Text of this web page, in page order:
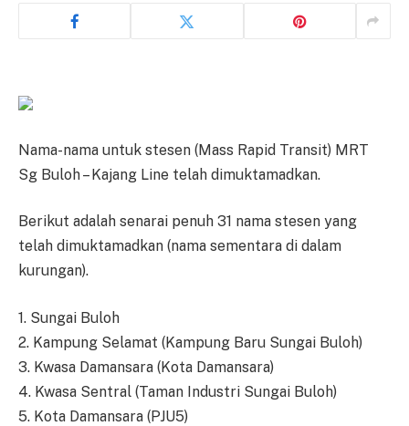
Nama-nama untuk stesen (Mass Rapid Transit) MRT
Sg Buloh – Kajang Line telah dimuktamadkan.
Berikut adalah senarai penuh 31 nama stesen yang
telah dimuktamadkan (nama sementara di dalam
kurungan).
1. Sungai Buloh
2. Kampung Selamat (Kampung Baru Sungai Buloh)
3. Kwasa Damansara (Kota Damansara)
4. Kwasa Sentral (Taman Industri Sungai Buloh)
5. Kota Damansara (PJU5)